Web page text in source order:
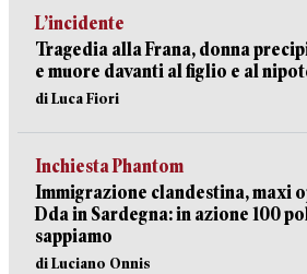
L’incidente
Tragedia alla Frana, donna
e muore davanti al figlio e al
di Luca Fiori
Inchiesta Phantom
Immigrazione clandestina, maxi
Dda in Sardegna: in azione 100
sappiamo
di Luciano Onnis